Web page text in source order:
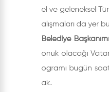
el ve geleneksel
alışmaları da yer
Belediye
onuk olacağı
ogramı bugün
ak.